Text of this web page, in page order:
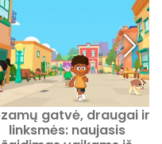
gatvė, draugai ir
linksmės: naujasis